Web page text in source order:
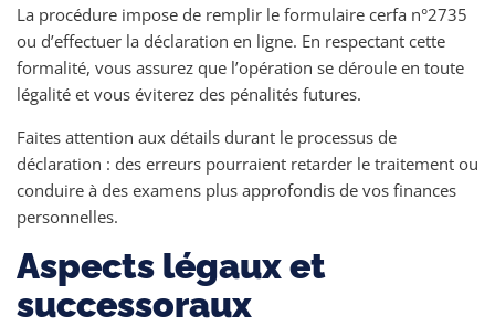
La procédure impose de remplir le formulaire cerfa n°2735
ou d’effectuer la déclaration en ligne. En respectant cette
formalité, vous assurez que l’opération se déroule en toute
légalité et vous éviterez des pénalités futures.
Faites attention aux détails durant le processus de
déclaration : des erreurs pourraient retarder le traitement ou
conduire à des examens plus approfondis de vos finances
personnelles.
Aspects légaux et
successoraux